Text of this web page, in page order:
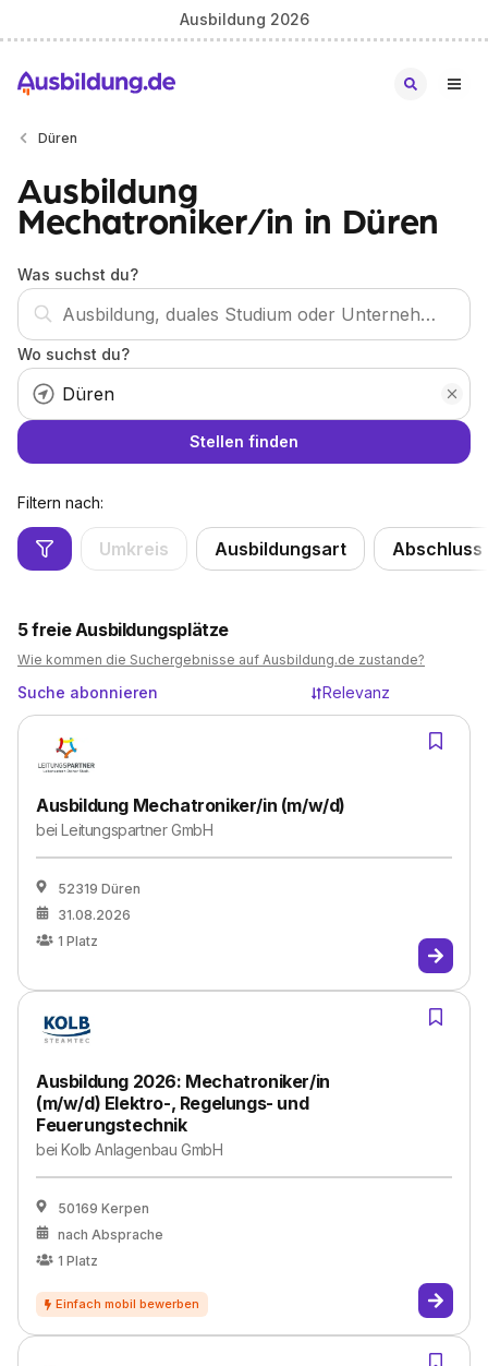
Ausbildung 2026
Düren
Ausbildung
Mechatroniker/in in Düren
Was suchst du?
Wo suchst du?
Stellen finden
Filtern nach:
Umkreis Ausbildungsart Abschluss
5freie Ausbildungsplätze
Wie kommen die Suchergebnisse auf Ausbildung.de zustande?
Suche abonnieren Relevanz
Ausbildung Mechatroniker/in (m/w/d)
beiLeitungspartner GmbH
52319 Düren
31.08.2026
1 Platz
Ausbildung 2026: Mechatroniker/in
(m/w/d) Elektro-, Regelungs- und
Feuerungstechnik
beiKolb Anlagenbau GmbH
50169 Kerpen
nach Absprache
1 Platz